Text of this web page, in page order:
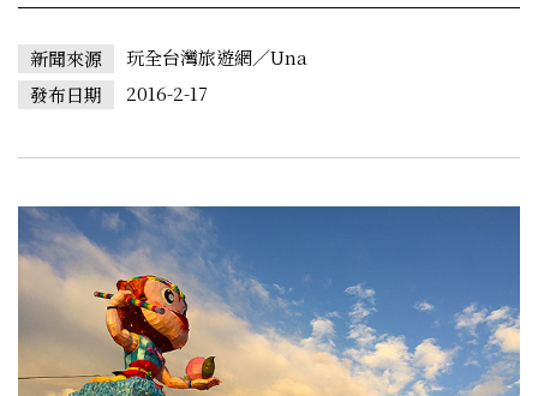
新聞來源
玩全台灣旅遊網／Una
發布日期
2016-2-17